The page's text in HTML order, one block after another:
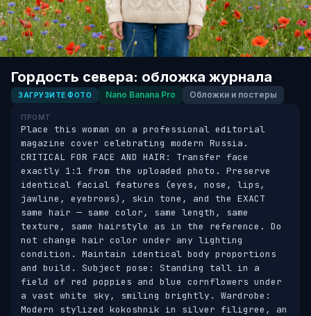
Гордость севера: обложка журнала
ЗАГРУЗИТЕ ФОТО Nano Banana Pro Обложки и постеры
ПРОМТ
Place this woman on a professional editorial
magazine cover celebrating modern Russia.
CRITICAL FOR FACE AND HAIR: Transfer face
exactly 1:1 from the uploaded photo. Preserve
identical facial features (eyes, nose, lips,
jawline, eyebrows), skin tone, and the EXACT
same hair — same color, same length, same
texture, same hairstyle as in the reference. Do
not change hair color under any lighting
condition. Maintain identical body proportions
and build. Subject pose: Standing tall in a
field of red poppies and blue cornflowers under
a vast white sky, smiling brightly. Wardrobe:
Modern stylized kokoshnik in silver filigree, an